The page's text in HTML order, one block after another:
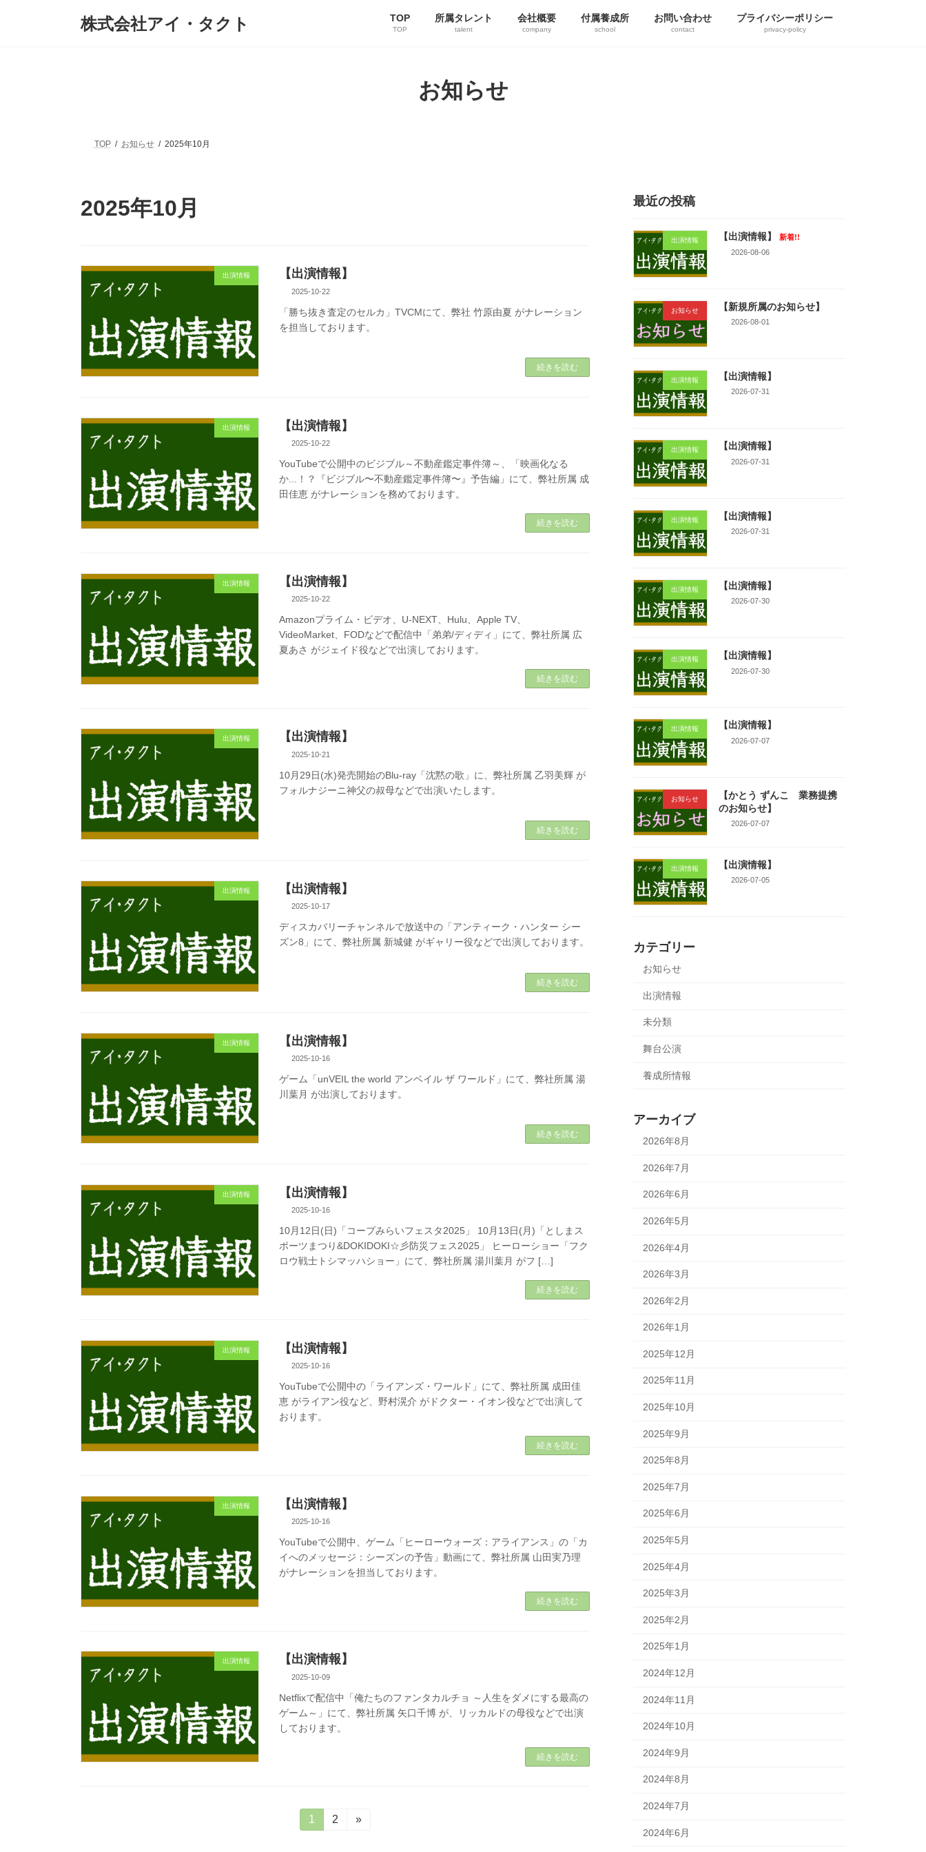
株式会社アイ・タクト TOP
TOP
所属タレント
talent
会社概要
company
付属養成所
school
お問い合わせ
contact
プライバシーポリシー
privacy-policy
お知らせ
TOP お知らせ 2025年10月
2025年10月
出演情報 【出演情報】
2025-10-22
「勝ち抜き査定のセルカ」TVCMにて、弊社 竹原由夏 がナレーション
を担当しております。
続きを読む
出演情報 【出演情報】
2025-10-22
YouTubeで公開中のビジブル～不動産鑑定事件簿～、「映画化なる
か...！？『ビジブル〜不動産鑑定事件簿〜』予告編」にて、弊社所属 成
田佳恵 がナレーションを務めております。
続きを読む
出演情報 【出演情報】
2025-10-22
Amazonプライム・ビデオ、U-NEXT、Hulu、Apple TV、
VideoMarket、FODなどで配信中「弟弟/ディディ」にて、弊社所属 広
夏あさ がジェイド役などで出演しております。
続きを読む
出演情報 【出演情報】
2025-10-21
10月29日(水)発売開始のBlu-ray「沈黙の歌」に、弊社所属 乙羽美輝 が
フォルナジーニ神父の叔母などで出演いたします。
続きを読む
出演情報 【出演情報】
2025-10-17
ディスカバリーチャンネルで放送中の「アンティーク・ハンター シー
ズン8」にて、弊社所属 新城健 がギャリー役などで出演しております。
続きを読む
出演情報 【出演情報】
2025-10-16
ゲーム「unVEIL the world アンベイル ザ ワールド」にて、弊社所属 湯
川葉月 が出演しております。
続きを読む
出演情報 【出演情報】
2025-10-16
10月12日(日)「コープみらいフェスタ2025」 10月13日(月)「としまス
ポーツまつり&DOKIDOKI☆彡防災フェス2025」 ヒーローショー「フク
ロウ戦士トシマッハショー」にて、弊社所属 湯川葉月 がフ […]
続きを読む
出演情報 【出演情報】
2025-10-16
YouTubeで公開中の「ライアンズ・ワールド」にて、弊社所属 成田佳
恵 がライアン役など、野村滉介 がドクター・イオン役などで出演して
おります。
続きを読む
出演情報 【出演情報】
2025-10-16
YouTubeで公開中、ゲーム「ヒーローウォーズ：アライアンス」の「カ
イへのメッセージ：シーズンの予告」動画にて、弊社所属 山田実乃理
がナレーションを担当しております。
続きを読む
出演情報 【出演情報】
2025-10-09
Netflixで配信中「俺たちのファンタカルチョ ～人生をダメにする最高の
ゲーム～」にて、弊社所属 矢口千博 が、リッカルドの母役などで出演
しております。
続きを読む
固
定
1
固
2 »
最近の投稿
出演情報 【出演情報】
新着!!
2026-08-06
お知らせ 【新規所属のお知らせ】
2026-08-01
出演情報 【出演情報】
2026-07-31
出演情報 【出演情報】
2026-07-31
出演情報 【出演情報】
2026-07-31
出演情報 【出演情報】
2026-07-30
出演情報 【出演情報】
2026-07-30
出演情報 【出演情報】
2026-07-07
お知らせ
【かとう ずんこ 業務提携
のお知らせ】
2026-07-07
出演情報 【出演情報】
2026-07-05
カテゴリー
お知らせ
出演情報
未分類
舞台公演
養成所情報
アーカイブ
2026年8月
2026年7月
2026年6月
2026年5月
2026年4月
2026年3月
2026年2月
2026年1月
2025年12月
2025年11月
2025年10月
2025年9月
2025年8月
2025年7月
2025年6月
2025年5月
2025年4月
2025年3月
2025年2月
2025年1月
2024年12月
2024年11月
2024年10月
2024年9月
2024年8月
2024年7月
2024年6月